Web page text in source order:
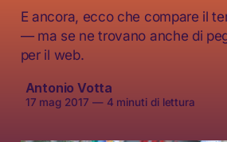
E ancora, ecco che compare il
— ma se ne trovano anche di
per il web.
Antonio Votta
17 mag 2017 —4 minuti di lettura